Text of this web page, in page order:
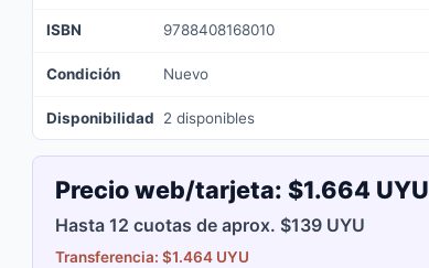
ISBN 9788408168010
Condición Nuevo
Disponibilidad 2 disponibles
Precio web/tarjeta: $1.664 UYU
Hasta 12 cuotas de aprox. $139 UYU
Transferencia: $1.464 UYU